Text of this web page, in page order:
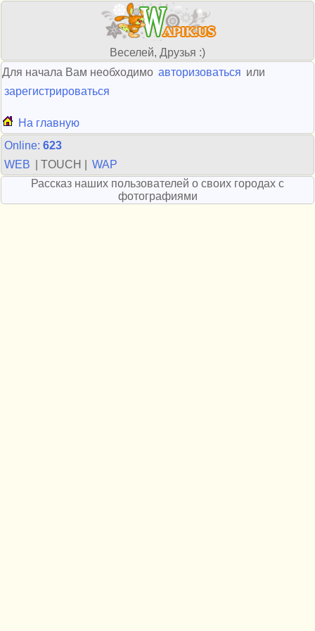
Веселей, Друзья :)
Для начала Вам необходимо авторизоваться или
зарегистрироваться
На главную
Online: 623
WEB
| TOUCH |
WAP
Рассказ наших пользователей о своих городах с
фотографиями